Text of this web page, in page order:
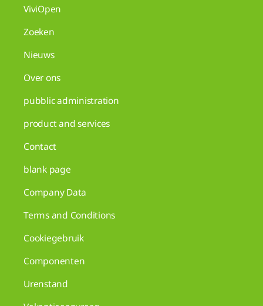
ViviOpen
Zoeken
Nieuws
Over ons
pubblic administration
product and services
Contact
blank page
Company Data
Terms and Conditions
Cookiegebruik
Componenten
Urenstand